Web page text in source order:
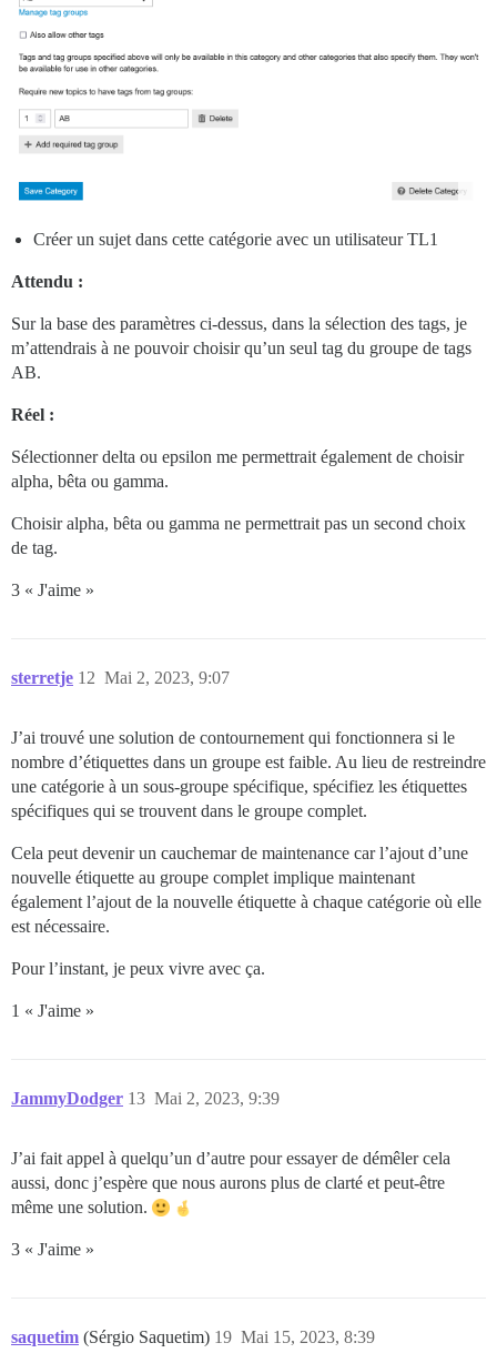
Créer un sujet dans cette catégorie avec un utilisateur TL1
Attendu :
Sur la base des paramètres ci-dessus, dans la sélection des tags, je
m’attendrais à ne pouvoir choisir qu’un seul tag du groupe de tags
AB.
Réel :
Sélectionner delta ou epsilon me permettrait également de choisir
alpha, bêta ou gamma.
Choisir alpha, bêta ou gamma ne permettrait pas un second choix
de tag.
3 « J'aime »
sterretje Mai 2, 2023, 9:07
12
J’ai trouvé une solution de contournement qui fonctionnera si le
nombre d’étiquettes dans un groupe est faible. Au lieu de restreindre
une catégorie à un sous-groupe spécifique, spécifiez les étiquettes
spécifiques qui se trouvent dans le groupe complet.
Cela peut devenir un cauchemar de maintenance car l’ajout d’une
nouvelle étiquette au groupe complet implique maintenant
également l’ajout de la nouvelle étiquette à chaque catégorie où elle
est nécessaire.
Pour l’instant, je peux vivre avec ça.
1 « J'aime »
JammyDodger Mai 2, 2023, 9:39
13
J’ai fait appel à quelqu’un d’autre pour essayer de démêler cela
aussi, donc j’espère que nous aurons plus de clarté et peut-être
même une solution.
3 « J'aime »
saquetim (Sérgio Saquetim) Mai 15, 2023, 8:39
19